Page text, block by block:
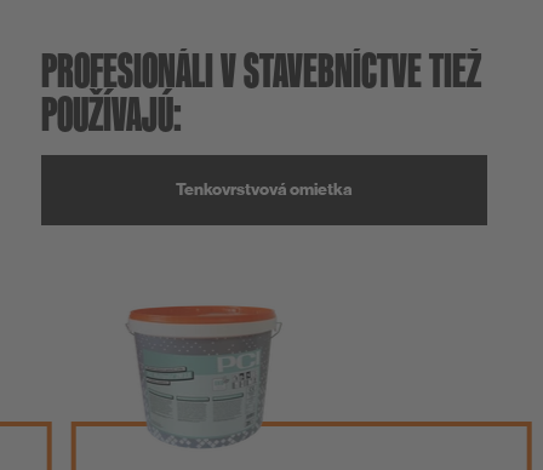
PROFESIONÁLI V STAVEBNÍCTVE TIEŽ
POUŽÍVAJÚ:
Tenkovrstvová omietka